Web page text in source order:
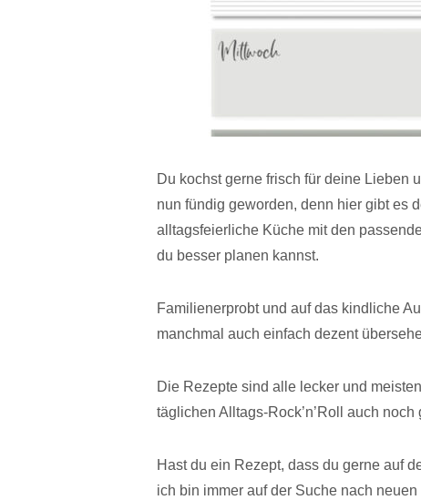
Du kochst gerne frisch für deine Lieben
nun fündig geworden, denn hier gibt es
alltagsfeierliche Küche mit den
du besser planen kannst.
Familienerprobt und auf das kindliche
manchmal auch einfach dezent
Die Rezepte sind alle lecker und
täglichen Alltags-Rock’n’Roll auch
Hast du ein Rezept, dass du gerne auf
ich bin immer auf der Suche nach